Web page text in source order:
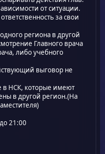
от ситуации.
за свои
региона в другой
Главного врача
либо учебного
выговор не
в НСК, которые имеют
в другой регион.(На
21:00